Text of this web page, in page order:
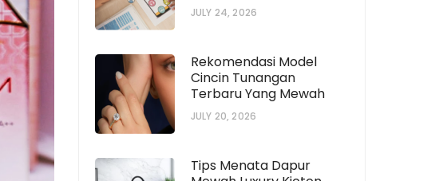
JULY 24, 2026
Rekomendasi Model
Cincin Tunangan
Terbaru Yang Mewah
JULY 20, 2026
Tips Menata Dapur